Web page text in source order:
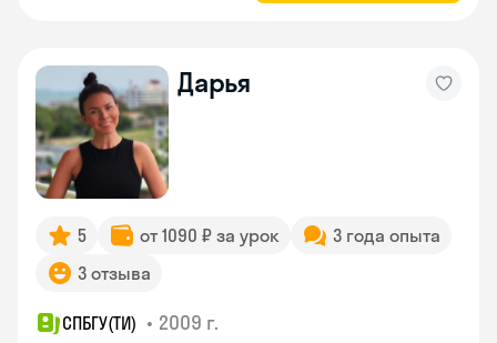
Дарья
5 от 1090 ₽ за урок
3 года опыта
3 отзыва
СПБГУ(ТИ) • 2009 г.